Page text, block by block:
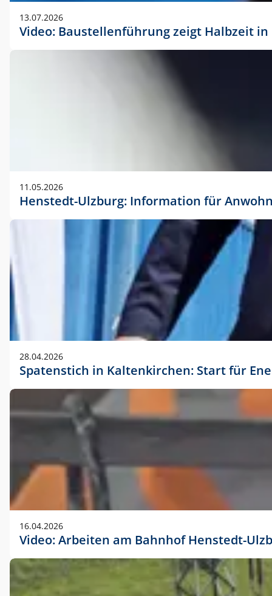
13.07.2026
Video: Baustellenführung zeigt Halbzeit
11.05.2026
Henstedt-Ulzburg: Information für
28.04.2026
Spatenstich in Kaltenkirchen: Start für
16.04.2026
Video: Arbeiten am Bahnhof Henstedt-